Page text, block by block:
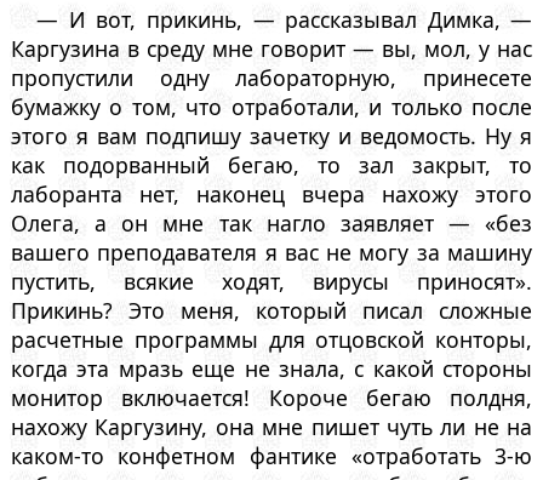
— И вот, прикинь, — рассказывал Димка, —
Каргузина в среду мне говорит — вы, мол, у нас
пропустили одну лабораторную, принесете
бумажку о том, что отработали, и только после
этого я вам подпишу зачетку и ведомость. Ну я
как подорванный бегаю, то зал закрыт, то
лаборанта нет, наконец вчера нахожу этого
Олега, а он мне так нагло заявляет — «без
вашего преподавателя я вас не могу за машину
пустить, всякие ходят, вирусы приносят».
Прикинь? Это меня, который писал сложные
расчетные программы для отцовской конторы,
когда эта мразь еще не знала, с какой стороны
монитор включается! Короче бегаю полдня,
нахожу Каргузину, она мне пишет чуть ли не на
каком-то конфетном фантике «отработать 3-ю